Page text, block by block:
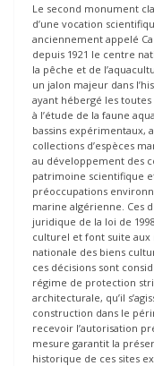
Le second monument
d’une vocation
anciennement appelé
depuis 1921 le centre
la pêche et de
un jalon majeur dans
ayant hébergé les
à l’étude de la faune
bassins expérimentaux,
collections d’espèces
au développement des
patrimoine scientifique
préoccupations
marine algérienne. Ces
juridique de la loi de
culturel et font suite aux
nationale des biens
ces décisions sont
régime de protection
architecturale, qu’il
construction dans le
recevoir l’autorisation
mesure garantit la
historique de ces sites